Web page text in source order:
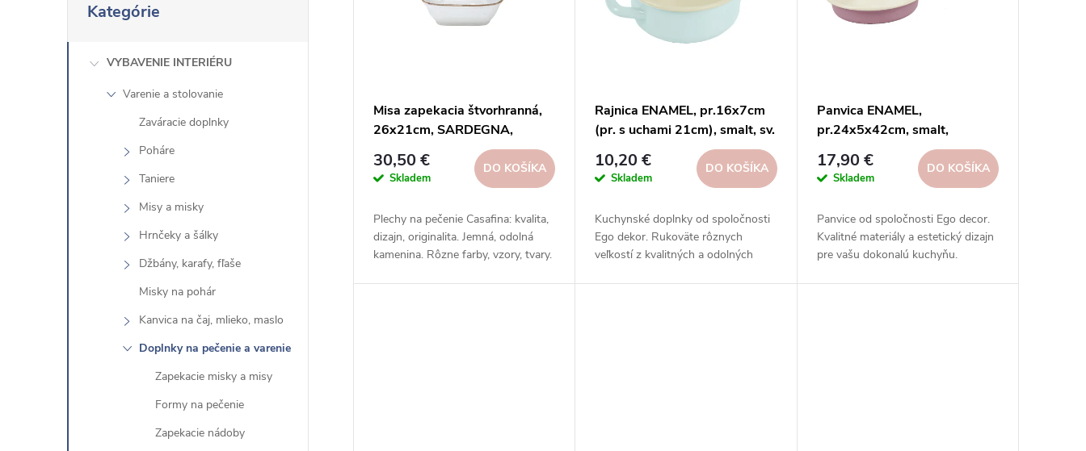
e
Kategórie
VYBAVENIE INTERIÉRU
Varenie a stolovanie
Zaváracie doplnky
Poháre
Taniere
Misy a misky
Hrnčeky a šálky
Džbány, karafy, fľaše
Misky na pohár
Kanvica na čaj, mlieko, maslo
Doplnky na pečenie a varenie
Zapekacie misky a misy
Formy na pečenie
Zapekacie nádoby
u
Misa zapekacia štvorhranná,
26x21cm, SARDEGNA,
30,50 €
Skladem
DO KOŠÍKA
Plechy na pečenie Casafina: kvalita,
dizajn, originalita. Jemná, odolná
kamenina. Rôzne farby, vzory, tvary.
Rajnica ENAMEL, pr.16x7cm
(pr. s uchami 21cm), smalt, sv.
modrá/biela|Ego dekor
10,20 €
Skladem
DO KOŠÍKA
Kuchynské doplnky od spoločnosti
Ego dekor. Rukoväte rôznych
veľkostí z kvalitných a odolných
Panvica ENAMEL,
pr.24x5x42cm, smalt,
ružová/biela|Ego dekor
17,90 €
Skladem
DO KOŠÍKA
Panvice od spoločnosti Ego decor.
Kvalitné materiály a estetický dizajn
pre vašu dokonalú kuchyňu.